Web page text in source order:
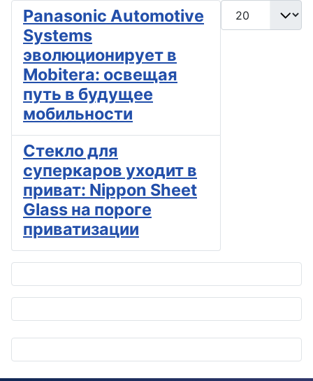
Кол-во строк:
Panasonic Automotive
Systems
эволюционирует в
Mobitera: освещая
путь в будущее
мобильности
Стекло для
суперкаров уходит в
приват: Nippon Sheet
Glass на пороге
приватизации